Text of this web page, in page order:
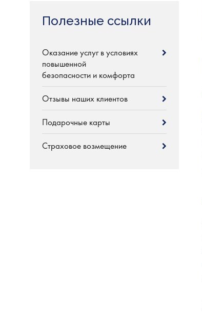
Полезные ссылки
Оказание услуг в условиях
повышенной
безопасности и комфорта
Отзывы наших клиентов
Подарочные карты
Страховое возмещение